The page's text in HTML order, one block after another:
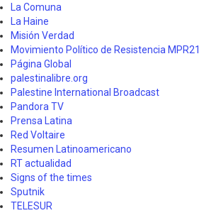
La Comuna
La Haine
Misión Verdad
Movimiento Político de Resistencia MPR21
Página Global
palestinalibre.org
Palestine International Broadcast
Pandora TV
Prensa Latina
Red Voltaire
Resumen Latinoamericano
RT actualidad
Signs of the times
Sputnik
TELESUR